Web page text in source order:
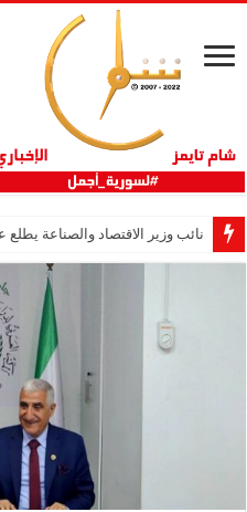
نائب وزير الاقتصاد والصناعة يطلع